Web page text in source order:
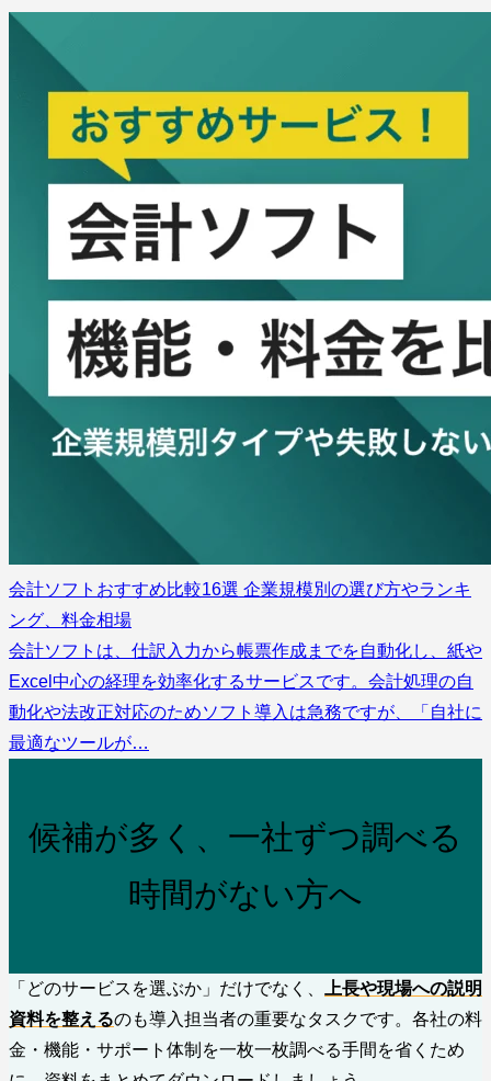
会計ソフトおすすめ比較16選 企業規模別の選び方やランキ
ング、料金相場
会計ソフトは、仕訳入力から帳票作成までを自動化し、紙や
Excel中心の経理を効率化するサービスです。会計処理の自
動化や法改正対応のためソフト導入は急務ですが、「自社に
最適なツールが…
候補が多く、一社ずつ調べる
時間がない方へ
「どのサービスを選ぶか」だけでなく、
上長や現場への説明
資料を整えるのも導入担当者の重要なタスクです。各社の料
金・機能・サポート体制を一枚一枚調べる手間を省くため